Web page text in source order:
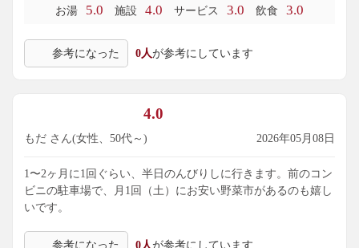
お湯 5.0 施設 4.0 サービス 3.0 飲食 3.0
参考になった 0人が参考にしています
4.0
もだ さん(女性、50代～) 2026年05月08日
1〜2ヶ月に1回ぐらい、半日のんびりしに行きます。前のコン
ビニの駐車場で、月1回（土）にお安い野菜市があるのも嬉し
いです。
参考になった 0人が参考にしています